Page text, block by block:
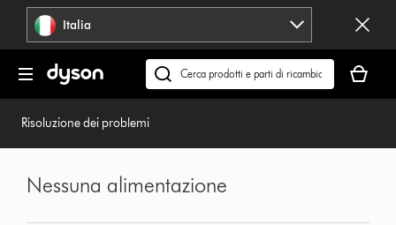
navigazione Italia
Cerca
su
carrello
è
Risoluzione dei problemi
Nessuna alimentazione